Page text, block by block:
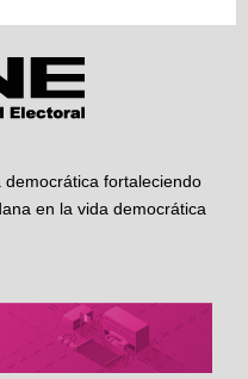
fortaleciendo
en la vida democrática